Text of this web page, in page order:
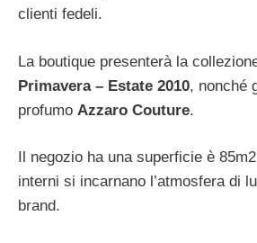
clienti fedeli.
La boutique presenterà la
Primavera – Estate 2010, nonché
profumo Azzaro Couture.
Il negozio ha una superficie è
interni si incarnano l’atmosfera di
brand.